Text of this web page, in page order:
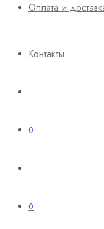
Оплата и
Контакты
0
0